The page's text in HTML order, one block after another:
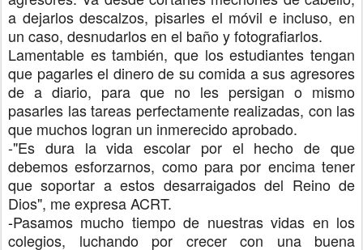
a dejarlos descalzos, pisarles el móvil e incluso, en
un caso, desnudarlos en el baño y fotografiarlos.
Lamentable es también, que los estudiantes tengan
que pagarles el dinero de su comida a sus agresores
de a diario, para que no les persigan o mismo
pasarles las tareas perfectamente realizadas, con las
que muchos logran un inmerecido aprobado.
-"Es dura la vida escolar por el hecho de que
debemos esforzarnos, como para por encima tener
que soportar a estos desarraigados del Reino de
Dios", me expresa ACRT.
-Pasamos mucho tiempo de nuestras vidas en los
colegios, luchando por crecer con una buena